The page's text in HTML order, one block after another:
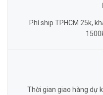
Phí ship TPHCM 25k,
Thời gian giao hàng dự